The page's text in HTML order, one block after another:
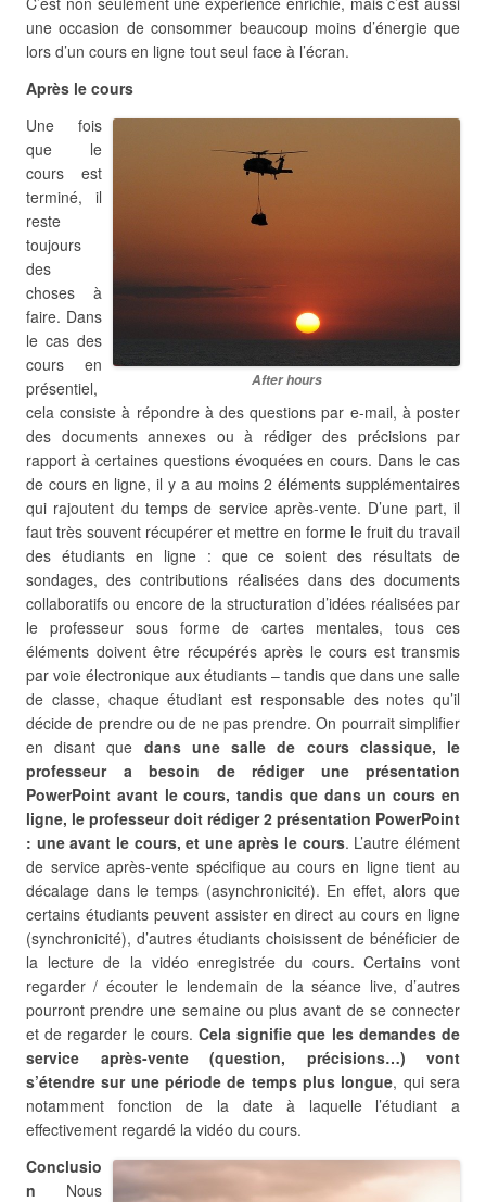
une occasion de consommer beaucoup moins d’énergie que
lors d’un cours en ligne tout seul face à l’écran.
Après le cours
After hours
Une fois
que le
cours est
terminé, il
reste
toujours
des
choses à
faire. Dans
le cas des
cours en
présentiel,
cela consiste à répondre à des questions par e-mail, à poster
des documents annexes ou à rédiger des précisions par
rapport à certaines questions évoquées en cours. Dans le cas
de cours en ligne, il y a au moins 2 éléments supplémentaires
qui rajoutent du temps de service après-vente. D’une part, il
faut très souvent récupérer et mettre en forme le fruit du travail
des étudiants en ligne : que ce soient des résultats de
sondages, des contributions réalisées dans des documents
collaboratifs ou encore de la structuration d’idées réalisées par
le professeur sous forme de cartes mentales, tous ces
éléments doivent être récupérés après le cours est transmis
par voie électronique aux étudiants – tandis que dans une salle
de classe, chaque étudiant est responsable des notes qu’il
décide de prendre ou de ne pas prendre. On pourrait simplifier
en disant que dans une salle de cours classique, le
professeur a besoin de rédiger une présentation
PowerPoint avant le cours, tandis que dans un cours en
ligne, le professeur doit rédiger 2 présentation PowerPoint
: une avant le cours, et une après le cours. L’autre élément
de service après-vente spécifique au cours en ligne tient au
décalage dans le temps (asynchronicité). En effet, alors que
certains étudiants peuvent assister en direct au cours en ligne
(synchronicité), d’autres étudiants choisissent de bénéficier de
la lecture de la vidéo enregistrée du cours. Certains vont
regarder / écouter le lendemain de la séance live, d’autres
pourront prendre une semaine ou plus avant de se connecter
et de regarder le cours. Cela signifie que les demandes de
service après-vente (question, précisions…) vont
s’étendre sur une période de temps plus longue, qui sera
notamment fonction de la date à laquelle l’étudiant a
effectivement regardé la vidéo du cours.
Conclusio
n Nous